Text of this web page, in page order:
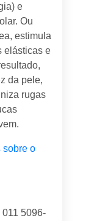
e
Ou
estimula
elásticas e
da pele,
rugas
sobre o
5096-